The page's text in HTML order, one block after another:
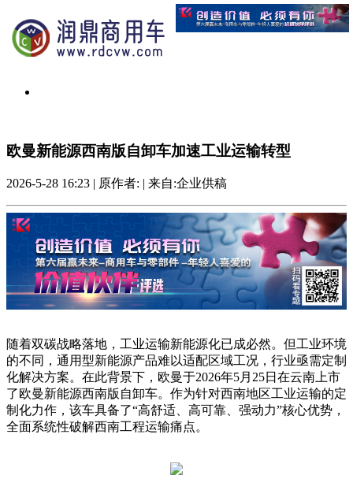
欧曼新能源西南版自卸车加速工业运输转型
2026-5-28 16:23 | 原作者: | 来自:企业供稿
随着双碳战略落地，工业运输新能源化已成必然。但工业环境
的不同，通用型新能源产品难以适配区域工况，行业亟需定制
化解决方案。在此背景下，欧曼于2026年5月25日在云南上市
了欧曼新能源西南版自卸车。作为针对西南地区工业运输的定
制化力作，该车具备了“高舒适、高可靠、强动力”核心优势，
全面系统性破解西南工程运输痛点。